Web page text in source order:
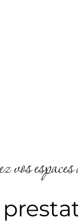
vos